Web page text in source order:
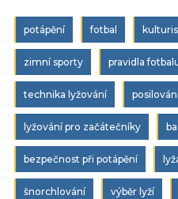
potápění fotbal
zimní sporty pravidla
technika lyžování
lyžování pro začátečníky
bezpečnost při potápění
šnorchlování výběr lyží